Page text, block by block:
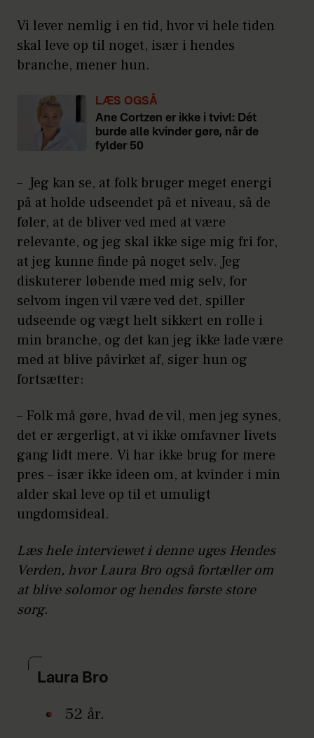
Vi lever nemlig i en tid, hvor vi hele tiden
skal leve op til noget, især i hendes
branche, mener hun.
LÆS OGSÅ
Ane Cortzen er ikke i tvivl: Dét
burde alle kvinder gøre, når de
fylder 50
– Jeg kan se, at folk bruger meget energi
på at holde udseendet på et niveau, så de
føler, at de bliver ved med at være
relevante, og jeg skal ikke sige mig fri for,
at jeg kunne finde på noget selv. Jeg
diskuterer løbende med mig selv, for
selvom ingen vil være ved det, spiller
udseende og vægt helt sikkert en rolle i
min branche, og det kan jeg ikke lade være
med at blive påvirket af, siger hun og
fortsætter:
– Folk må gøre, hvad de vil, men jeg synes,
det er ærgerligt, at vi ikke omfavner livets
gang lidt mere. Vi har ikke brug for mere
pres – især ikke ideen om, at kvinder i min
alder skal leve op til et umuligt
ungdomsideal.
Læs hele interviewet i denne uges Hendes
Verden, hvor Laura Bro også fortæller om
at blive solomor og hendes første store
sorg.
Laura Bro
52 år.